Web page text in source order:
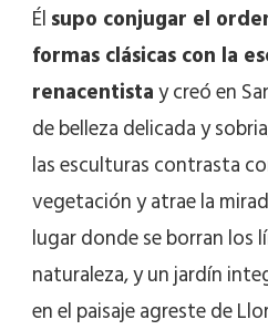
Élsupo conjugar el
formas clásicas con la
renacentistay creó en
de belleza delicada y
las esculturas contrasta
vegetación y atrae la
lugar donde se borran los
naturaleza, y un jardín
en el paisaje agreste de